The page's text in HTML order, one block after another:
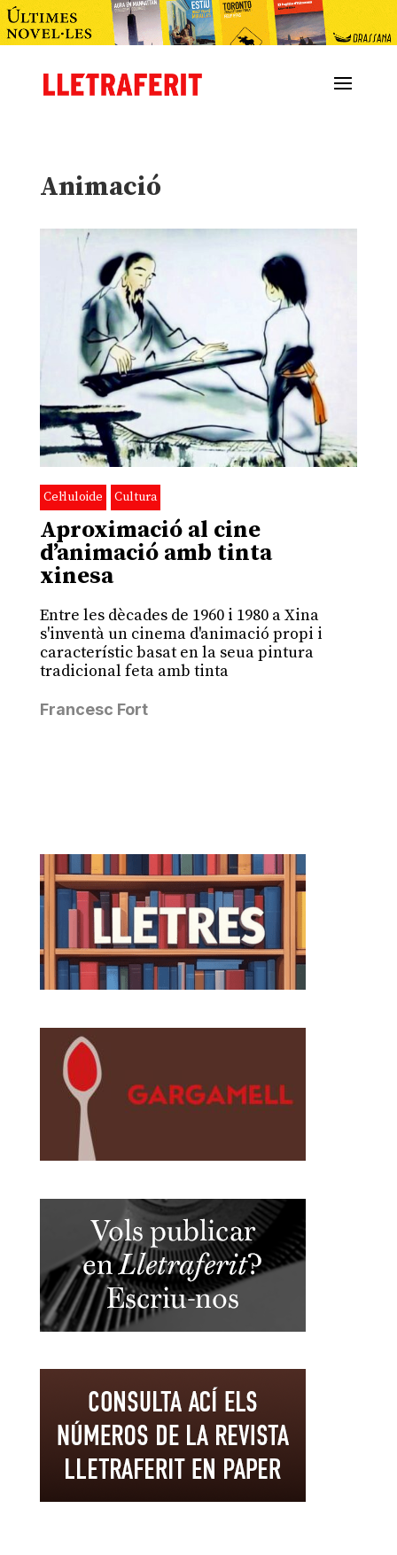
Animació
Cel·luloide Cultura
Aproximació al cine
d’animació amb tinta
xinesa
Entre les dècades de 1960 i 1980 a Xina
s'inventà un cinema d'animació propi i
característic basat en la seua pintura
tradicional feta amb tinta
Francesc Fort